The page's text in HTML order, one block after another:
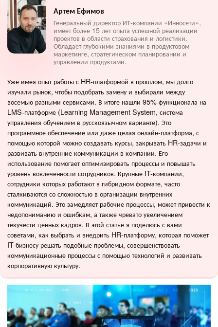
Артем Ефимов
Генеральный директор ИТ-компании «Инносети»,
имеет более 15 лет опыта успешной реализации
проектов в области страхования и логистики.
Обладает глубокими знаниями в продуктовом
маркетинге, стратегическом планировании и
управлении продуктами.
Уже имея опыт работы с HR-платформой в прошлом, мы долго
изучали рынок, чтобы подобрать замену и выбирали между
восемью разными сервисами. В итоге нашли 95% функционала на
LMS-платформе (Learning Management System, система
управления обучением в русскоязычном варианте). Это
программное обеспечение или даже целая онлайн-платформа, с
помощью которой можно создавать курсы, закрывать HR-задачи и
развивать внутренние коммуникации в компании. Его
использование помогает оптимизировать процессы и повышать
уровень вовлеченности сотрудников. Крупные IT-компании,
сотрудники которых работают в гибридном формате, часто
сталкиваются со сложностью в организации внутренних
коммуникаций. Это замедляет рабочие процессы, может привести к
недопониманию и ошибкам, а также чревато увеличением
текучести ценных кадров. В этой статье я поделюсь с вами
советами, как выбрать и внедрить HR-платформу, которая поможет
IT-бизнесу решать подобные проблемы, совершенствовать
коммуникационные процессы с помощью технологий и развивать
корпоративную культуру.